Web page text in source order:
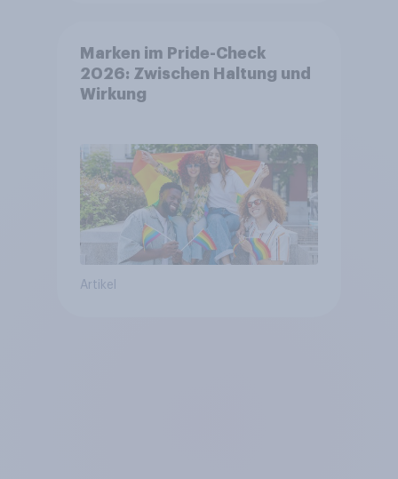
Marken im Pride-Check
2026: Zwischen Haltung und
Wirkung
Artikel